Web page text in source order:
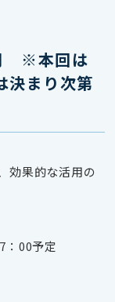
※本回は
決まり次第
効果的な活用の
：00予定